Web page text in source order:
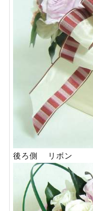
後ろ側 リボン